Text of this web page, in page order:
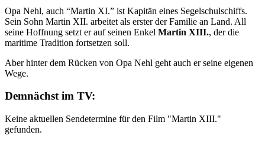
Opa Nehl, auch “Martin XI.” ist Kapitän eines Segelschulschiffs.
Sein Sohn Martin XII. arbeitet als erster der Familie an Land. All
seine Hoffnung setzt er auf seinen Enkel Martin XIII., der die
maritime Tradition fortsetzen soll.
Aber hinter dem Rücken von Opa Nehl geht auch er seine eigenen
Wege.
Demnächst im TV:
Keine aktuellen Sendetermine für den Film "Martin XIII."
gefunden.